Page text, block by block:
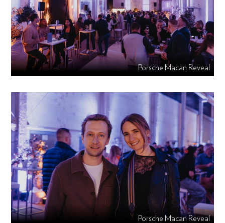
Porsche Macan Reveal
Porsche Macan Reveal